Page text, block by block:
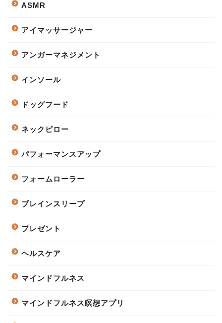
ASMR
アイマッサージャー
アンガーマネジメント
インソール
ドッグフード
ネックピロー
パフォーマンスアップ
フォームローラー
ブレインスリープ
プレゼント
ヘルスケア
マインドフルネス
マインドフルネス瞑想アプリ